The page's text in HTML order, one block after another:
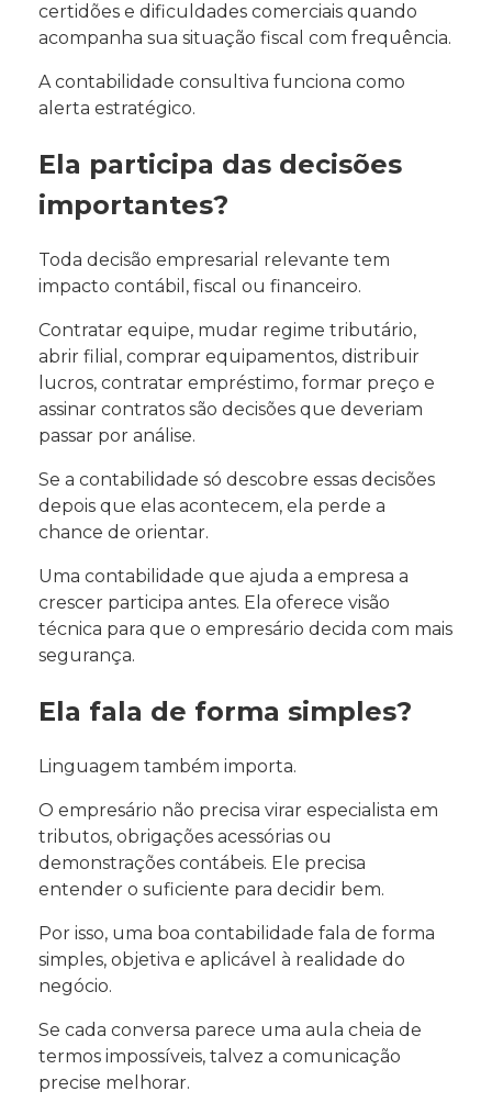
certidões e dificuldades comerciais quando
acompanha sua situação fiscal com frequência.
A contabilidade consultiva funciona como
alerta estratégico.
Ela participa das decisões
importantes?
Toda decisão empresarial relevante tem
impacto contábil, fiscal ou financeiro.
Contratar equipe, mudar regime tributário,
abrir filial, comprar equipamentos, distribuir
lucros, contratar empréstimo, formar preço e
assinar contratos são decisões que deveriam
passar por análise.
Se a contabilidade só descobre essas decisões
depois que elas acontecem, ela perde a
chance de orientar.
Uma contabilidade que ajuda a empresa a
crescer participa antes. Ela oferece visão
técnica para que o empresário decida com mais
segurança.
Ela fala de forma simples?
Linguagem também importa.
O empresário não precisa virar especialista em
tributos, obrigações acessórias ou
demonstrações contábeis. Ele precisa
entender o suficiente para decidir bem.
Por isso, uma boa contabilidade fala de forma
simples, objetiva e aplicável à realidade do
negócio.
Se cada conversa parece uma aula cheia de
termos impossíveis, talvez a comunicação
precise melhorar.